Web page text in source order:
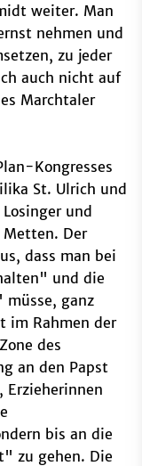
weiter. Man
nehmen und
zu jeder
auch nicht auf
Marchtaler
Kongresses
St. Ulrich und
und
Metten. Der
dass man bei
und die
ganz
im Rahmen der
des
an den Papst
Erzieherinnen
bis an die
zu gehen. Die